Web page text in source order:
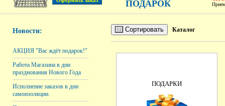
ПОДАРОК
Новости:
АКЦИЯ "Вас ждёт подарок!"
Работа Магазина в дни
празднования Нового Года
Исполнение заказов в дни
самоизоляции.
Сортировать Каталог
ПОДАРКИ